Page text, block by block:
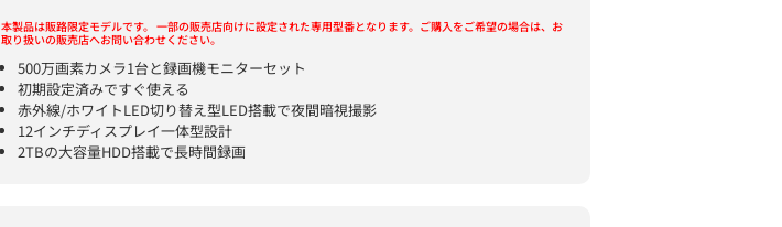
本製品は販路限定モデルです。 一部の販売店向けに設定された専用型番となります。ご購入をご希望の場合は、お
取り扱いの販売店へお問い合わせください。
500万画素カメラ1台と録画機モニターセット
初期設定済みですぐ使える
赤外線/ホワイトLED切り替え型LED搭載で夜間暗視撮影
12インチディスプレイ一体型設計
2TBの大容量HDD搭載で長時間録画